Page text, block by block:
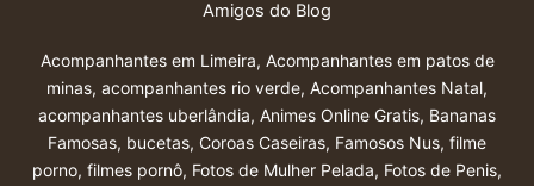
Amigos do Blog
Acompanhantes em Limeira, Acompanhantes em patos de
minas, acompanhantes rio verde, Acompanhantes Natal,
acompanhantes uberlândia, Animes Online Gratis, Bananas
Famosas, bucetas, Coroas Caseiras, Famosos Nus, filme
porno, filmes pornô, Fotos de Mulher Pelada, Fotos de Penis,